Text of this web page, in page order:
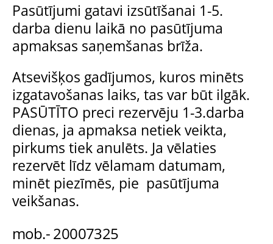
Pasūtījumi gatavi izsūtīšanai 1-5.
darba dienu laikā no pasūtījuma
apmaksas saņemšanas brīža.
Atsevišķos gadījumos, kuros minēts
izgatavošanas laiks, tas var būt ilgāk.
PASŪTĪTO preci rezervēju 1-3.darba
dienas, ja apmaksa netiek veikta,
pirkums tiek anulēts. Ja vēlaties
rezervēt līdz vēlamam datumam,
minēt piezīmēs, pie pasūtījuma
veikšanas.
mob.- 20007325